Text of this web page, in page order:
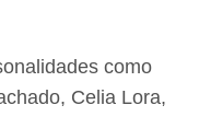
como
Celia Lora,